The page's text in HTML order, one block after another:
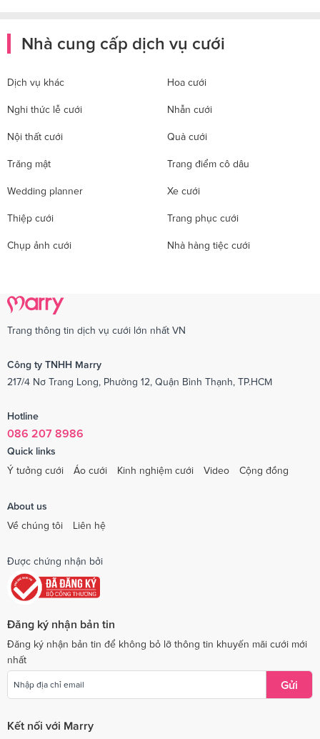
Nhà cung cấp dịch vụ cưới
Dịch vụ khác Hoa cưới
Nghi thức lễ cưới Nhẫn cưới
Nội thất cưới Quà cưới
Trăng mật Trang điểm cô dâu
Wedding planner Xe cưới
Thiệp cưới Trang phục cưới
Chụp ảnh cưới Nhà hàng tiệc cưới
Trang thông tin dịch vụ cưới lớn nhất VN
Công ty TNHH Marry
217/4 Nơ Trang Long, Phường 12, Quận Bình Thạnh, TP.HCM
Hotline
086 207 8986
Quick links
Ý tưởng cưới
Áo cưới Kinh nghiệm cưới Video Cộng đồng
About us
Về chúng tôi
Liên hệ
Được chứng nhận bởi
Đăng ký nhận bản tin
Đăng ký nhận bản tin để không bỏ lỡ thông tin khuyến mãi cưới mới
nhất
Gửi
Kết nối với Marry